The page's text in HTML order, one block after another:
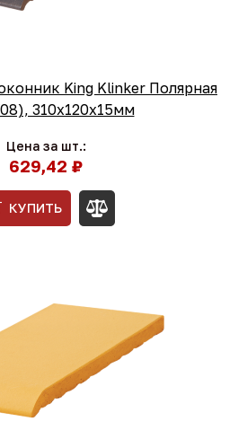
King Klinker Полярная
310х120х15мм
Цена за шт.:
629,42 ₽
КУПИТЬ